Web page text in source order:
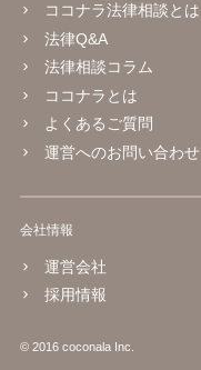
ココナラ法律相談とは
法律Q&A
法律相談コラム
ココナラとは
よくあるご質問
運営へのお問い合わせ
会社情報
運営会社
採用情報
© 2016 coconala Inc.